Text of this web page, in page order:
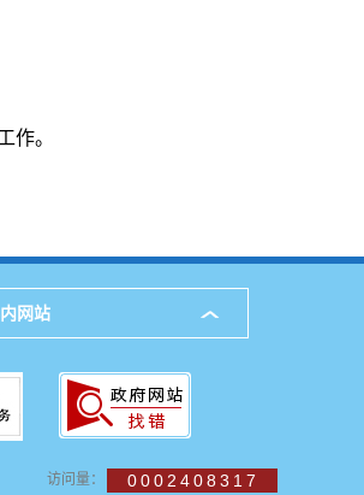
作。
网站
访问量： 0002408317